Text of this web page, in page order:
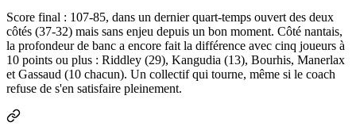
Score final : 107-85, dans un dernier quart-temps ouvert des deux
côtés (37-32) mais sans enjeu depuis un bon moment. Côté nantais,
la profondeur de banc a encore fait la différence avec cinq joueurs à
10 points ou plus : Riddley (29), Kangudia (13), Bourhis, Manerlax
et Gassaud (10 chacun). Un collectif qui tourne, même si le coach
refuse de s'en satisfaire pleinement.